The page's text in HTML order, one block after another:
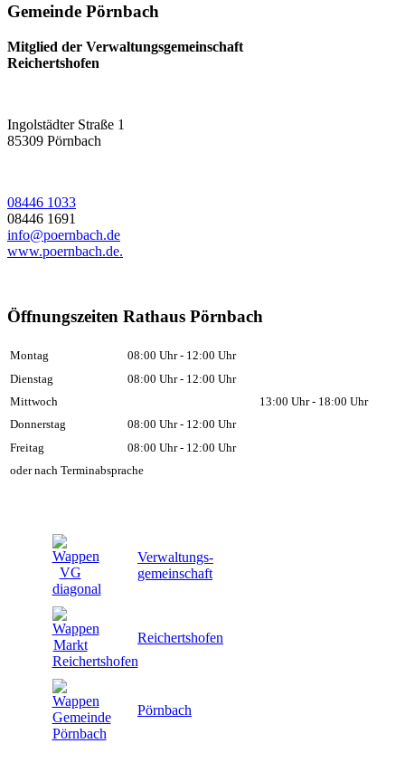
Gemeinde Pörnbach
Mitglied der Verwaltungsgemeinschaft
Reichertshofen
Ingolstädter Straße 1
85309 Pörnbach
08446 1033
08446 1691
info@poernbach.de
www.poernbach.de.
Öffnungszeiten Rathaus Pörnbach
Montag
08:00 Uhr - 12:00 Uhr
Dienstag
08:00 Uhr - 12:00 Uhr
Mittwoch
13:00 Uhr - 18:00 Uhr
Donnerstag
08:00 Uhr - 12:00 Uhr
Freitag
08:00 Uhr - 12:00 Uhr
oder nach Terminabsprache
Verwaltungs-
gemeinschaft
Reichertshofen
Pörnbach